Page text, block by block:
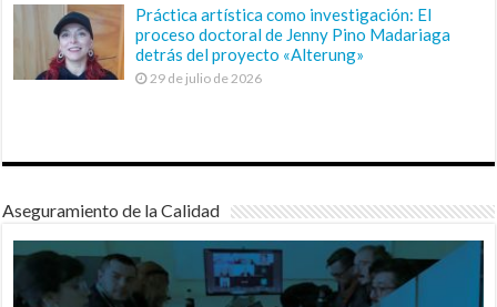
Práctica artística como investigación: El
proceso doctoral de Jenny Pino Madariaga
detrás del proyecto «Alterung»
29 de julio de 2026
Aseguramiento de la Calidad